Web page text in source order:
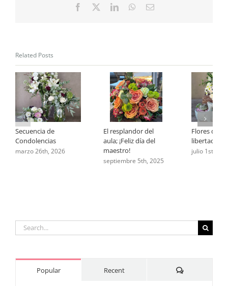
Facebook LinkedInWhatsApp
Email
Related Posts
Secuencia de
Condolencias
marzo 26th, 2026
El resplandor del
aula; ¡Feliz día del
maestro!
septiembre 5th, 2025
Flores que
libertad
julio 1st,
Search
for:
Popular Recent Comments